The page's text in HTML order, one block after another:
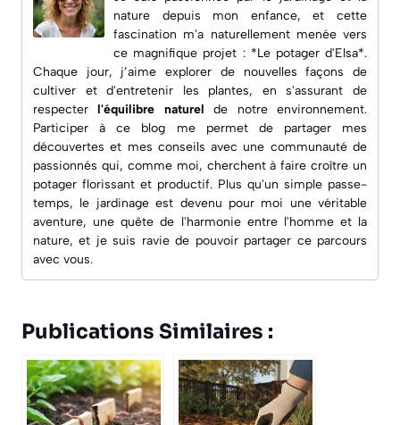
nature depuis mon enfance, et cette
fascination m'a naturellement menée vers
ce magnifique projet : *Le potager d'Elsa*.
Chaque jour, j’aime explorer de nouvelles façons de
cultiver et d'entretenir les plantes, en s'assurant de
respecterl'équilibre naturel de notre environnement.
Participer à ce blog me permet de partager mes
découvertes et mes conseils avec une communauté de
passionnés qui, comme moi, cherchent à faire croître un
potager florissant et productif. Plus qu'un simple passe-
temps, le jardinage est devenu pour moi une véritable
aventure, une quête de l'harmonie entre l'homme et la
nature, et je suis ravie de pouvoir partager ce parcours
avec vous.
Publications Similaires :